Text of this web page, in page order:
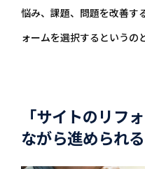
悩み、課題、問題を改善す
ォームを選択するというの
「サイトのリフ
ながら進められる